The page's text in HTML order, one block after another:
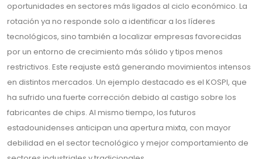
oportunidades en sectores más ligados al ciclo económico. La
rotación ya no responde solo a identificar a los líderes
tecnológicos, sino también a localizar empresas favorecidas
por un entorno de crecimiento más sólido y tipos menos
restrictivos. Este reajuste está generando movimientos intensos
en distintos mercados. Un ejemplo destacado es el KOSPI, que
ha sufrido una fuerte corrección debido al castigo sobre los
fabricantes de chips. Al mismo tiempo, los futuros
estadounidenses anticipan una apertura mixta, con mayor
debilidad en el sector tecnológico y mejor comportamiento de